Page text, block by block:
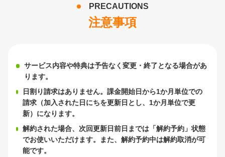
PRECAUTIONS
注意事項
サービス内容や特典は予告なく変更・終了となる場合があ
ります。
日割り請求はありません。課金開始日から1か月単位での
請求（加入された日にちを更新日とし、1か月単位で更
新）になります。
解約された場合、次回更新日前日までは「解約予約」状態
でお使いいただけます。また、解約予約中は解約取消が可
能です。